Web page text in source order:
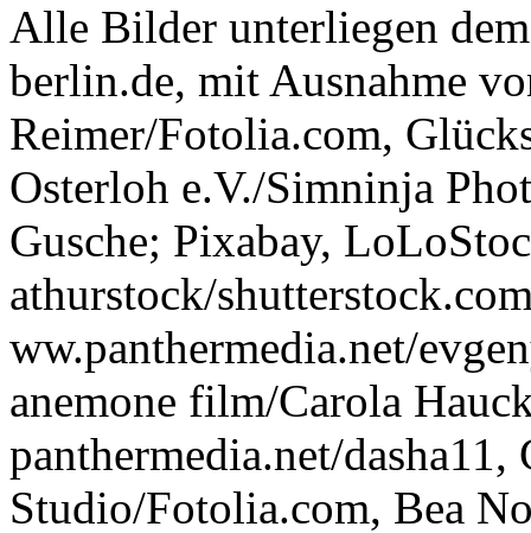
Alle Bilder unterliegen
berlin.de, mit Ausnahme
Reimer/Fotolia.com,
Osterloh e.V./Simninja
Gusche; Pixabay,
athurstock/
ww.panthermedia.net/
anemone film/Carola
panthermedia.net/
Studio/Fotolia.com, Bea